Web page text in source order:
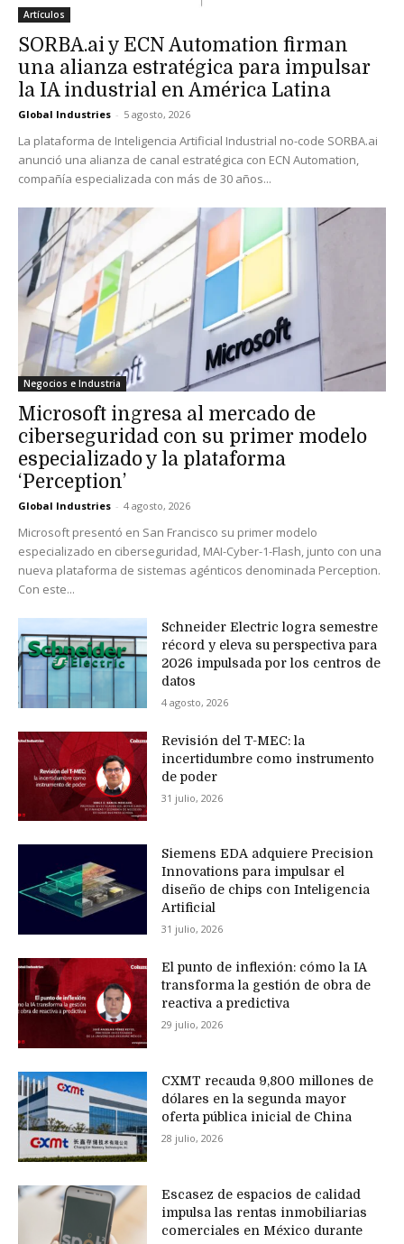
Artículos
SORBA.ai y ECN Automation firman
una alianza estratégica para impulsar
la IA industrial en América Latina
Global Industries - 5 agosto, 2026
La plataforma de Inteligencia Artificial Industrial no-code SORBA.ai
anunció una alianza de canal estratégica con ECN Automation,
compañía especializada con más de 30 años...
Negocios e Industria
Microsoft ingresa al mercado de
ciberseguridad con su primer modelo
especializado y la plataforma
‘Perception’
Global Industries - 4 agosto, 2026
Microsoft presentó en San Francisco su primer modelo
especializado en ciberseguridad, MAI-Cyber-1-Flash, junto con una
nueva plataforma de sistemas agénticos denominada Perception.
Con este...
Schneider Electric logra semestre
récord y eleva su perspectiva para
2026 impulsada por los centros de
datos
4 agosto, 2026
Revisión del T-MEC: la
incertidumbre como instrumento
de poder
31 julio, 2026
Siemens EDA adquiere Precision
Innovations para impulsar el
diseño de chips con Inteligencia
Artificial
31 julio, 2026
El punto de inflexión: cómo la IA
transforma la gestión de obra de
reactiva a predictiva
29 julio, 2026
CXMT recauda 9,800 millones de
dólares en la segunda mayor
oferta pública inicial de China
28 julio, 2026
Escasez de espacios de calidad
impulsa las rentas inmobiliarias
comerciales en México durante